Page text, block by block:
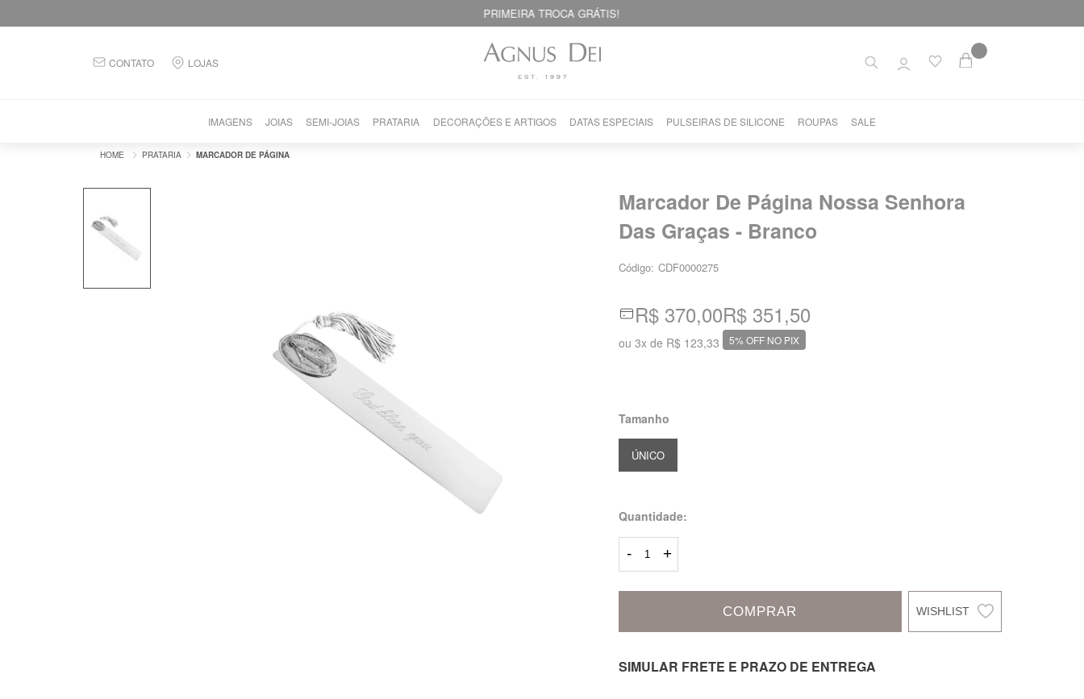
PRIMEIRA TROCA GRÁTIS!
CONTATO LOJAS
IMAGENS JOIAS SEMI-JOIAS PRATARIA DECORAÇÕES E ARTIGOS DATAS ESPECIAIS PULSEIRAS DE SILICONE ROUPAS SALE
PRATARIA MARCADOR DE PÁGINA
Marcador De Página Nossa Senhora
Das Graças - Branco
Código: CDF0000275
R$ 370,00
ou 3xde R$ 123,33
R$ 351,50
5% OFF NO PIX
Tamanho
ÚNICO
Quantidade:
- +
COMPRAR
SIMULAR FRETE E PRAZO DE ENTREGA